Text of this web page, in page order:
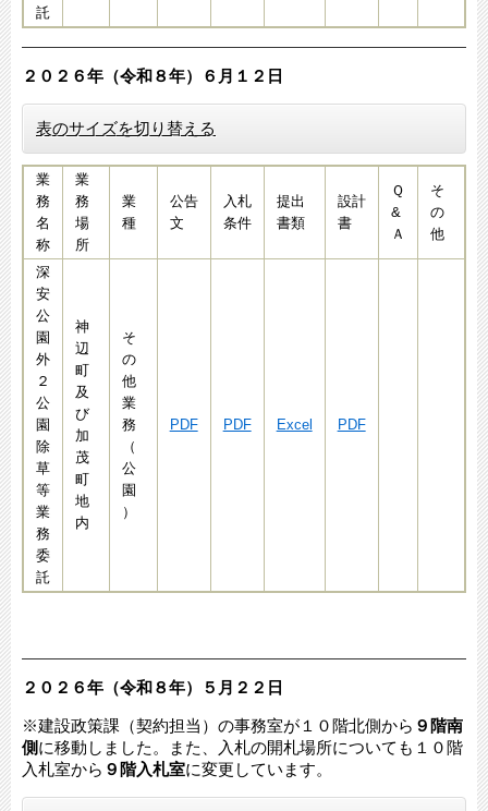
託
２０２６年（令和８年）６月１２ 日​​​​​
表のサイズを切り替える
業
務
名
称
業
務
場
所
業
種
公告
文
入札
条件
提出
書類
設計
書
Ｑ
&
Ａ
そ
の
他
深
安
公
園
外
２
公
園
除
草
等
業
務
委
託
神
辺
町
及
び
加
茂
町
地
内
そ
の
他
業
務
（
公
園
）
PDF PDF Excel PDF
２０２６年（令和８年）５月２２ 日​​​
※建設政策課（契約担当）の事務室が１０階北側から ９階南
側に移動しました。また、入札の開札場所についても１０階
入札室から ９階入札室に変更しています。​